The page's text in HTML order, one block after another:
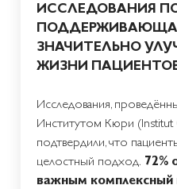
ИССЛЕДОВАНИЯ
ЗНАЧИТЕЛЬНО
ЖИЗНИ
Исследования,
Институтом Кюри (Institut
подтвердили, что
целостный подход. 72%
важным комплексный